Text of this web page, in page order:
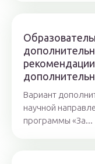
Вариант
научной
программы «За...